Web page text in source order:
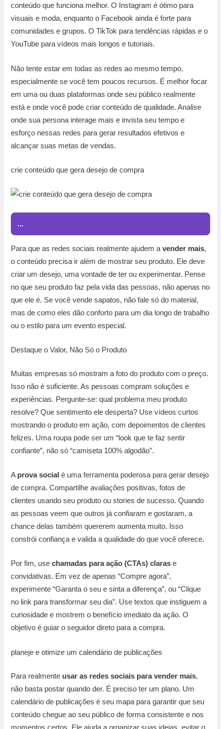
conteúdo que funciona melhor. O Instagram é ótimo para
visuais e moda, enquanto o Facebook ainda é forte para
comunidades e grupos. O TikTok para tendências rápidas e o
YouTube para vídeos mais longos e tutoriais.
Não tente estar em todas as redes ao mesmo tempo,
especialmente se você tem poucos recursos. É melhor focar
em uma ou duas plataformas onde seu público realmente
está e onde você pode criar conteúdo de qualidade. Analise
onde sua persona interage mais e invista seu tempo e
esforço nessas redes para gerar resultados efetivos e
alcançar suas metas de vendas.
crie conteúdo que gera desejo de compra
...
Para que as redes sociais realmente ajudem avender mais,
o conteúdo precisa ir além de mostrar seu produto. Ele deve
criar um desejo, uma vontade de ter ou experimentar. Pense
no que seu produto faz pela vida das pessoas, não apenas no
que ele é. Se você vende sapatos, não fale só do material,
mas de como eles dão conforto para um dia longo de trabalho
ou o estilo para um evento especial.
Destaque o Valor, Não Só o Produto
Muitas empresas só mostram a foto do produto com o preço.
Isso não é suficiente. As pessoas compram soluções e
experiências. Pergunte-se: qual problema meu produto
resolve? Que sentimento ele desperta? Use vídeos curtos
mostrando o produto em ação, com depoimentos de clientes
felizes. Uma roupa pode ser um “look que te faz sentir
confiante”, não só “camiseta 100% algodão”.
A prova social é uma ferramenta poderosa para gerar desejo
de compra. Compartilhe avaliações positivas, fotos de
clientes usando seu produto ou stories de sucesso. Quando
as pessoas veem que outros já confiaram e gostaram, a
chance delas também quererem aumenta muito. Isso
constrói confiança e valida a qualidade do que você oferece.
Por fim, usechamadas para ação (CTAs) claras e
convidativas. Em vez de apenas “Compre agora”,
experimente “Garanta o seu e sinta a diferença”, ou “Clique
no link para transformar seu dia”. Use textos que instiguem a
curiosidade e mostrem o benefício imediato da ação. O
objetivo é guiar o seguidor direto para a compra.
planeje e otimize um calendário de publicações
Para realmente usar as redes sociais para vender mais,
não basta postar quando der. É preciso ter um plano. Um
calendário de publicações é seu mapa para garantir que seu
conteúdo chegue ao seu público de forma consistente e nos
momentos certos. Ele ajuda a organizar suas ideias, evitar o